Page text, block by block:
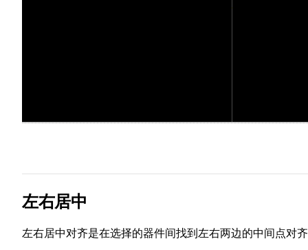
左右居中
左右居中对齐是在选择的器件间找到左右两边的中间点对